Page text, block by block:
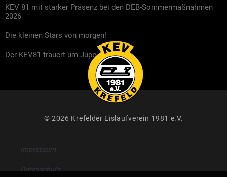
KEV 81 mit starker Präsenz bei den DEB-Sommermaßnahmen
2026
Die kleinen Stars von morgen!
Der KEV81 trauert um Jupp Kompalla
© 2026 Krefelder Eislaufverein 1981 e.V.
Impressum
Datenschutz